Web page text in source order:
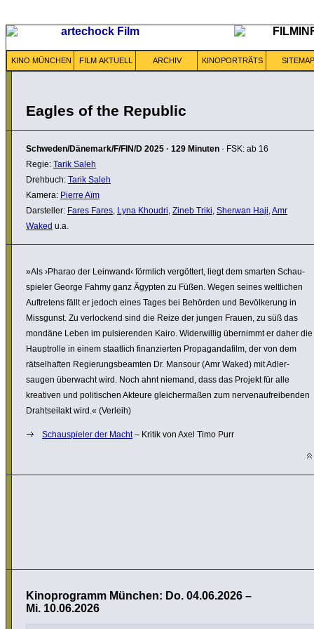
KINO MÜNCHEN FILM AKTUELL ARCHIV KINOPORTRÄTS SITEMAP
Eagles of the Republic
Schweden/Dänemark/F/FIN/D 2025 · 129 Minuten · FSK: ab 16
Regie: Tarik Saleh
Drehbuch: Tarik Saleh
Kamera: Pierre Aïm
Darsteller: Fares Fares, Lyna Khoudri, Zineb Triki, Sherwan Haji,Amr
Waked u.a.
»Als ›Pharao der Leinwand‹ förmlich vergöt­tert, liegt dem smarten Schau­
spieler George Fahmy ganz Ägypten zu Füßen. Wegen seines welt­li­chen
Auftre­tens fällt er jedoch eines Tages bei Behörden und Bevöl­ke­rung in
Missgunst. Zu verlo­ckend sind die Reize der jungen Frauen, zu süß das
mondäne Leben im pulsie­renden Kairo. Wider­willig übernimmt er daher die
Haupt­rolle in einem staatlich finan­zierten Propa­gan­da­film, der von dem
rätsel­haften Regie­rungs­be­amten Dr. Mansour (Amr Waked) mit Adler­
saugen überwacht wird. Noch ahnt niemand, dass das Projekt für alle
kreativen und poli­ti­schen Akteure glei­cher­maßen zum nerven­auf­rei­benden
Draht­seilakt wird.« (Verleih)
Schauspieler der Macht– Kritik von Axel Timo Purr
Kinoprogramm München: Do. 04.06.2026 –
Mi. 10.06.2026